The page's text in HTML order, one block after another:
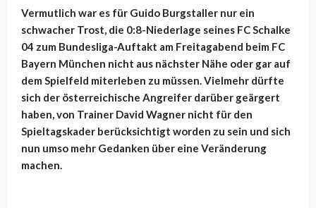
Vermutlich war es für Guido Burgstaller nur ein
schwacher Trost, die 0:8-Niederlage seines FC Schalke
04 zum Bundesliga-Auftakt am Freitagabend beim FC
Bayern München nicht aus nächster Nähe oder gar auf
dem Spielfeld miterleben zu müssen. Vielmehr dürfte
sich der österreichische Angreifer darüber geärgert
haben, von Trainer David Wagner nicht für den
Spieltagskader berücksichtigt worden zu sein und sich
nun umso mehr Gedanken über eine Veränderung
machen.